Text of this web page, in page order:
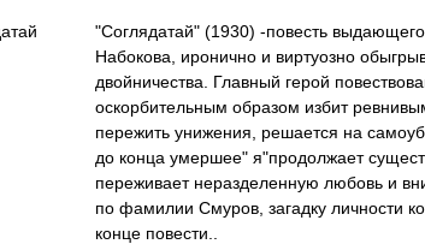
"Соглядатай" (1930) -повесть
Набокова, иронично и виртуозно
двойничества. Главный герой
оскорбительным образом избит
пережить унижения, решается на
до конца умершее" я"продолжает
переживает неразделенную любовь и
по фамилии Смуров, загадку личности
конце повести..